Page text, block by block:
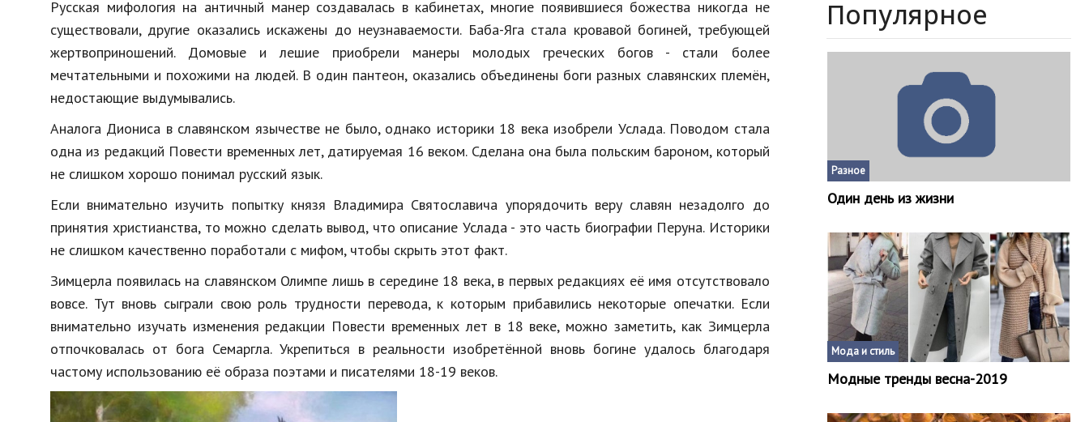
Русская мифология на античный манер создавалась в кабинетах, многие появившиеся божества никогда не
существовали, другие оказались искажены до неузнаваемости. Баба-Яга стала кровавой богиней, требующей
жертвоприношений. Домовые и лешие приобрели манеры молодых греческих богов - стали
более
мечтательными и похожими на людей. В один пантеон, оказались объединены боги разных славянских племён,
недостающие выдумывались.
Аналога Диониса в славянском язычестве не было, однако историки 18 века изобрели Услада. Поводом стала
одна из редакций Повести временных лет, датируемая 16 веком. Сделана она была польским бароном, который
не слишком хорошо понимал русский язык.
Если внимательно изучить попытку князя Владимира Святославича упорядочить веру славян незадолго до
принятия христианства, то можно сделать вывод, что описание Услада- это часть биографии Перуна. Историки
не слишком качественно поработали с мифом, чтобы скрыть этот факт.
Зимцерла появилась на славянском Олимпе лишь в середине 18 века, в первых редакциях её имя отсутствовало
вовсе. Тут вновь сыграли свою роль трудности перевода, к которым прибавились некоторые опечатки. Если
внимательно изучать изменения редакции Повести временных лет в 18 веке, можно заметить, как Зимцерла
отпочковалась от бога Семаргла. Укрепиться в реальности изобретённой вновь богине удалось благодаря
частому использованию её образа поэтами и писателями 18-19 веков.
Популярное
Разное
Один день из жизни
Мода и стиль
Модные тренды весна-2019